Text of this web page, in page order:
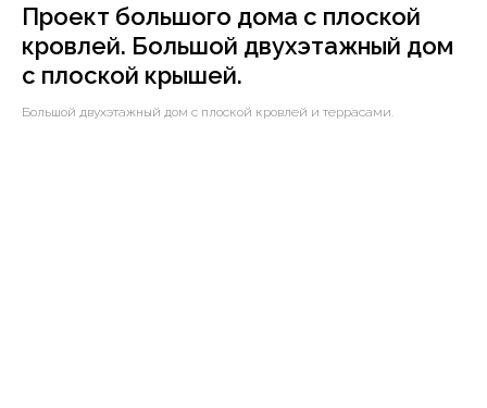
Проект большого дома с плоской
кровлей. Большой двухэтажный дом
с плоской крышей.
Большой двухэтажный дом с плоской кровлей и террасами.